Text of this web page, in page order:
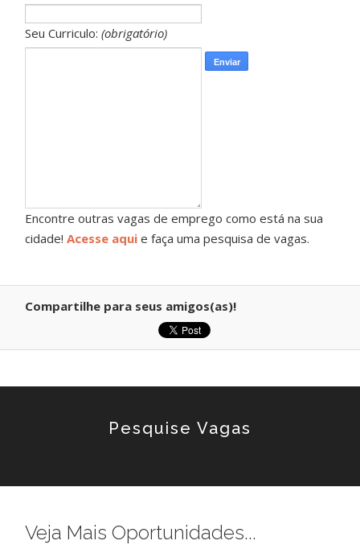
Seu Curriculo:(obrigatório)
Encontre outras vagas de emprego como está na sua
cidade!Acesse aqui e faça uma pesquisa de vagas.
Compartilhe para seus amigos(as)!
Pesquise Vagas
Veja Mais Oportunidades...